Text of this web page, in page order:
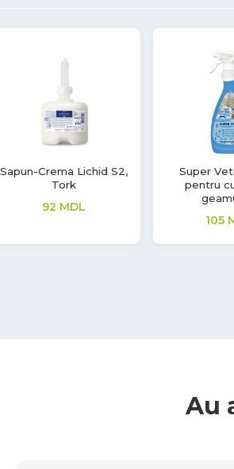
Crystal Vetri, detergent
pentru geamuri
79 MDL
CLEAN
pentru
petelor de
120
Au